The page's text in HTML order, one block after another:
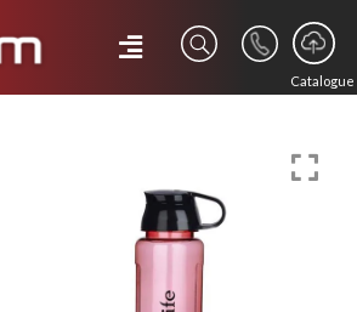
Catalogue